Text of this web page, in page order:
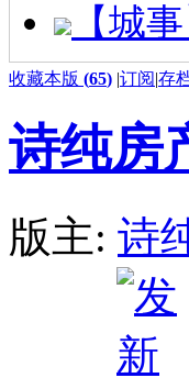
【城
收藏本版 (65) |订阅|存
诗纯房
版主: 诗